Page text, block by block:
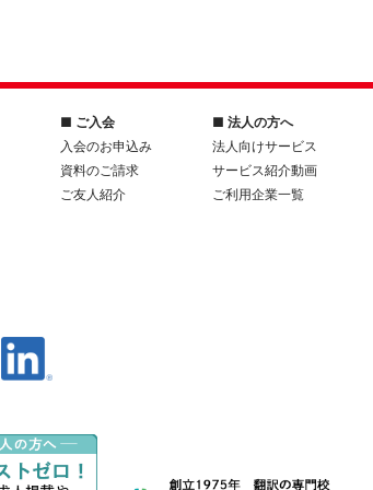
■ ご入会
入会のお申込み
資料のご請求
ご友人紹介
■ 法人の方へ
法人向けサービス
サービス紹介動画
ご利用企業一覧